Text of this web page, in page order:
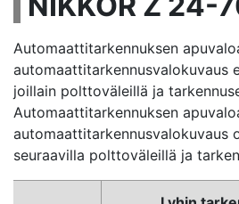
Automaattitarkennuksen
automaattitarkennusvalokuvaus
joillain polttoväleillä ja
Automaattitarkennuksen
automaattitarkennusvalokuvaus
seuraavilla polttoväleillä ja